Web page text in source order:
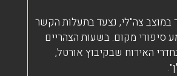
במוצב צה"לי, נצעד בתעלות הקשר
סיפורי מקום. בשעות הצהריים
האירוח שבקיבוץ אורטל,